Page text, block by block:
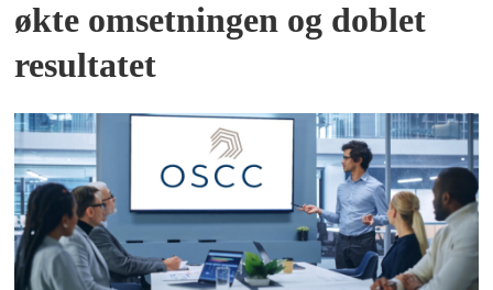
økte omsetningen og doblet
resultatet